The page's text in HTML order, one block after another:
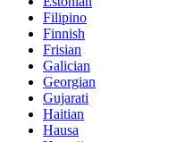
Filipino
Finnish
Frisian
Galician
Georgian
Gujarati
Haitian
Hausa